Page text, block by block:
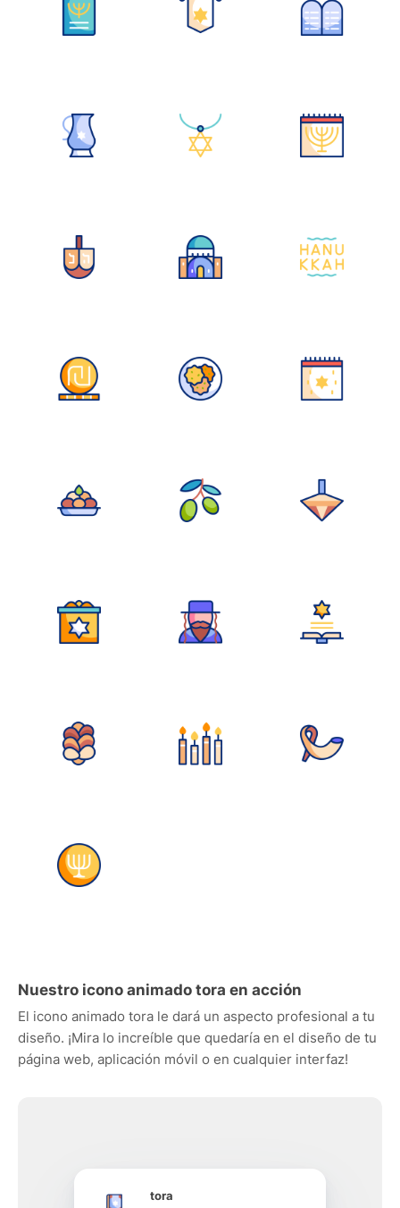
Nuestro icono animado tora en acción
El icono animado tora le dará un aspecto profesional a tu
diseño. ¡Mira lo increíble que quedaría en el diseño de tu
página web, aplicación móvil o en cualquier interfaz!
tora